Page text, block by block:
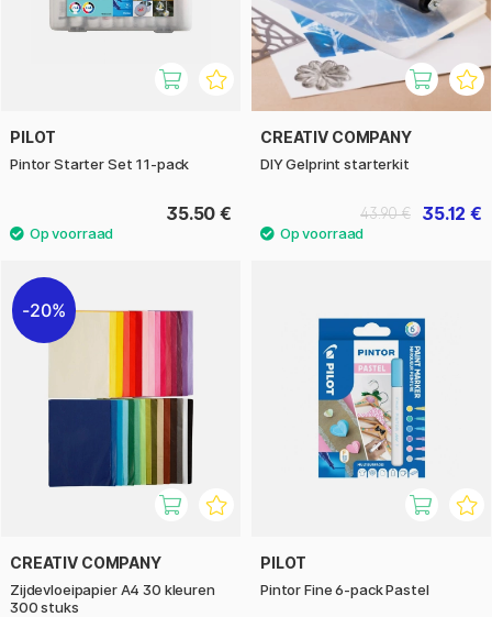
PILOT
Pintor Starter Set 11-pack
35.50 €
CREATIV COMPANY
DIY Gelprint starterkit
35.12 €
43.90 €
20%
CREATIV COMPANY
Zijdevloeipapier A4 30 kleuren
300 stuks
PILOT
Pintor Fine 6-pack Pastel